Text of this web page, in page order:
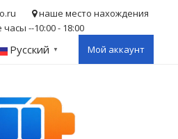
наше место нахождения
--10:00 - 18:00
Русский ▼ Мой аккаунт